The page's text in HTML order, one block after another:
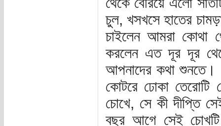
চুল, খসখসে হাতের
চাইলেন আমরা কোথা
করলেন এত দূর দূর
আপনাদের কথা শুনতে।
কোটরে ঢোকা
চোখে, সে কী দীপ্তি
বছর আগে সেই